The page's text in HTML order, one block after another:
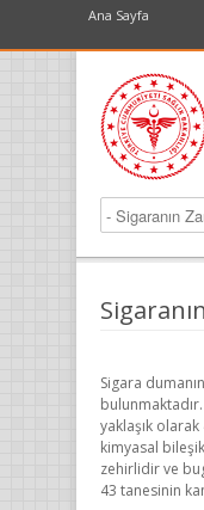
Ana Sayfa
Sigara
yaklaşık
kimyasal
zehirlidir ve
43 tanesinin